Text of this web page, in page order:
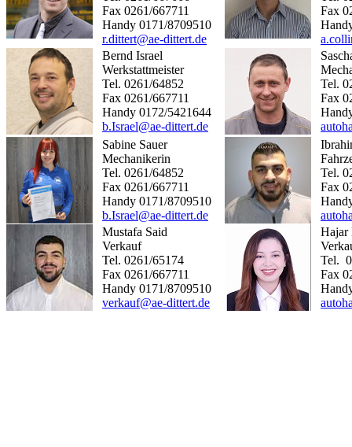
Fax 0261/667711
Handy 0171/8709510
r.dittert@ae-dittert.de
Fax
Bernd Israel
Werkstattmeister
Tel. 0261/64852
Fax 0261/667711
Handy 0172/5421644
b.Israel@ae-dittert.de
Tel.
Fax
Sabine Sauer
Mechanikerin
Tel. 0261/64852
Fax 0261/667711
Handy 0171/8709510
b.Israel@ae-dittert.de
Tel.
Fax
Mustafa Said
Verkauf
Tel. 0261/65174
Fax 0261/667711
Handy 0171/8709510
verkauf@ae-dittert.de
Hajar
Tel.
Fax